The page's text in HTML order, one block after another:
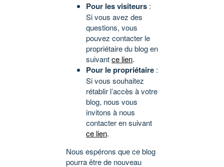
Pour les visiteurs :
Si vous avez des
questions, vous
pouvez contacter le
propriétaire du blog en
suivantce lien.
Pour le propriétaire :
Si vous souhaitez
rétablir l’accès à votre
blog, nous vous
invitons à nous
contacter en suivant
ce lien.
Nous espérons que ce blog
pourra être de nouveau